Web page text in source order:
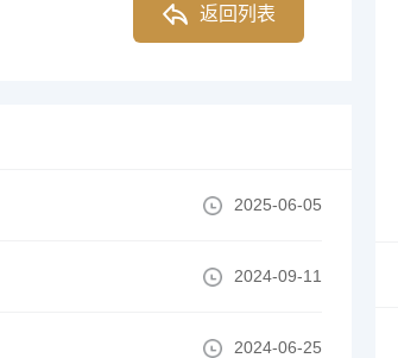
返回列表
2025-06-05
2024-09-11
2024-06-25